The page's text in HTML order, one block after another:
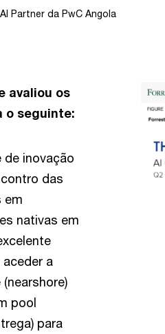
Partner da PwC Angola
avaliou os
o seguinte:
de inovação
das
em
nativas em
a
pool
para